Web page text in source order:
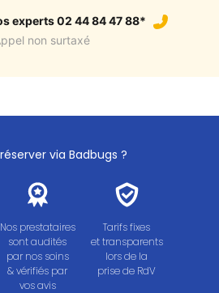
experts 02 44 84 47 88*
non surtaxé
via Badbugs ?
Nos prestataires
sont audités
par nos soins
& vérifiés par
vos avis
Tarifs fixes
et transparents
lors de la
prise de RdV